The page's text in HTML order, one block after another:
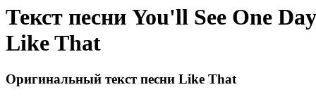
Текст песни You'll See One
Like That
Оригинальный текст песни Like That